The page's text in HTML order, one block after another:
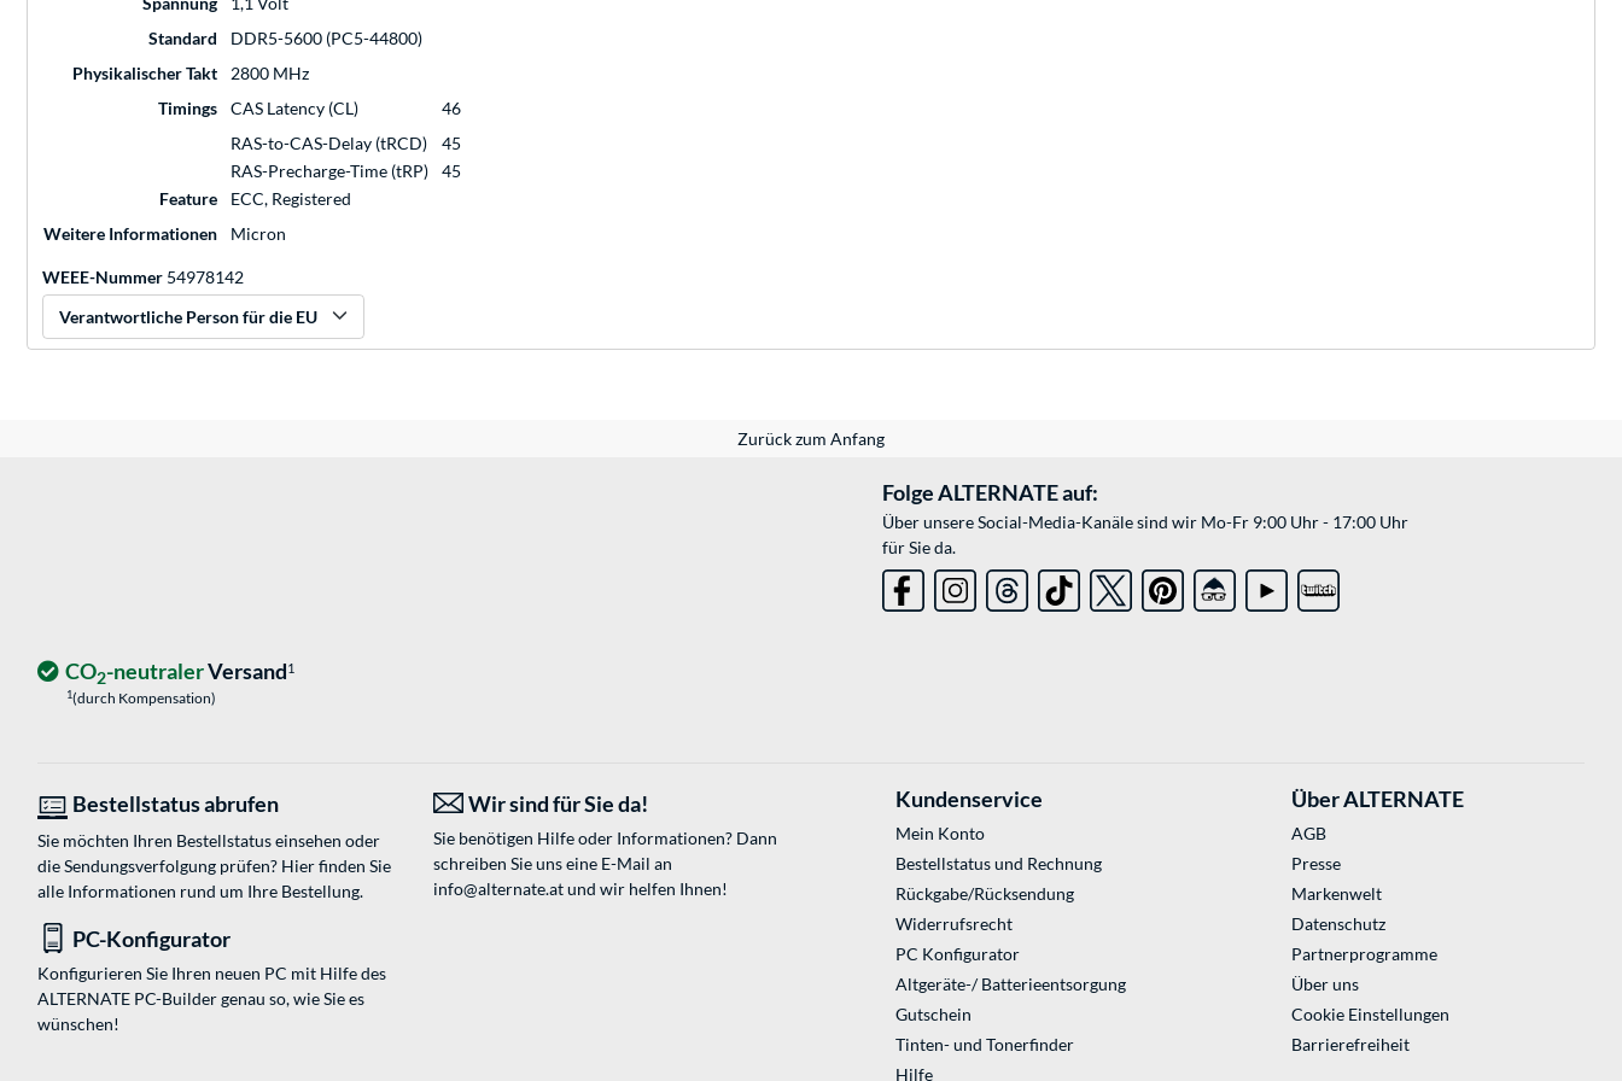
Standard
DDR5-5600 (PC5-44800)
Physikalischer Takt
2800 MHz
Timings
CAS Latency (CL)
46
RAS-to-CAS-Delay (tRCD)
45
RAS-Precharge-Time (tRP)
45
Feature
ECC, Registered
Weitere Informationen
Micron
WEEE-Nummer 54978142
Verantwortliche Person für die EU
Zurück zum Anfang
Folge ALTERNATE auf:
Über unsere Social-Media-Kanäle sind wir Mo-Fr 9:00 Uhr - 17:00 Uhr
für Sie da.
CO2-neutralerVersand1
1(durch Kompensation)
Bestellstatus abrufen
Sie möchten Ihren Bestellstatus einsehen oder
die Sendungsverfolgung prüfen? Hier finden Sie
alle Informationen rund um Ihre Bestellung.
Wir sind für Sie da!
Sie benötigen Hilfe oder Informationen? Dann
schreiben Sie uns eine E-Mail an
info@alternate.atund wir helfen Ihnen!
PC-Konfigurator
Konfigurieren Sie Ihren neuen PC mit Hilfe des
ALTERNATE PC-Builder genau so, wie Sie es
wünschen!
Kundenservice
Mein Konto
Bestellstatus und Rechnung
Rückgabe/Rücksendung
Widerrufsrecht
PC Konfigurator
Altgeräte-/ Batterieentsorgung
Gutschein
Tinten- und Tonerfinder
Hilfe
Über ALTERNATE
AGB
Presse
Markenwelt
Datenschutz
Partnerprogramme
Über uns
Cookie Einstellungen
Barrierefreiheit